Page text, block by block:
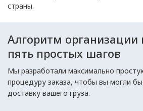
страны.
Алгоритм организации
пять простых шагов
Мы разработали максимально
процедуру заказа, чтобы вы могли
доставку вашего груза.